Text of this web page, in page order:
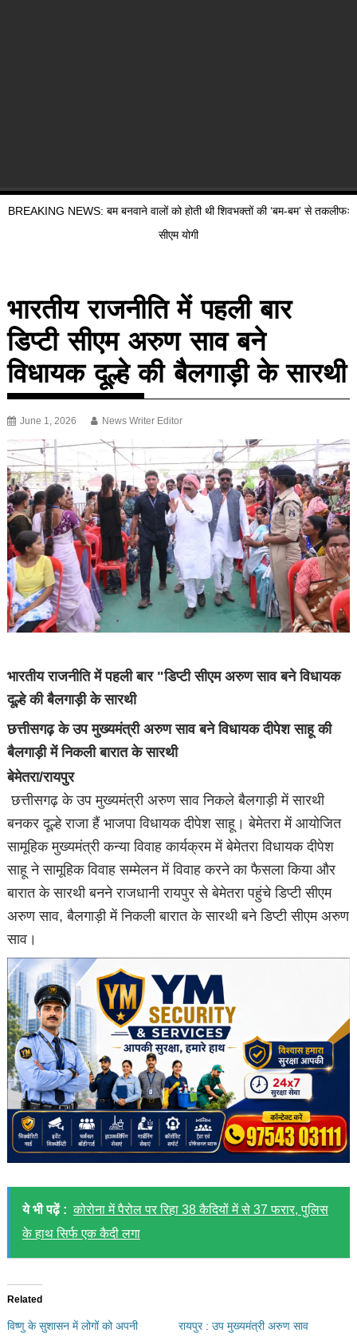
BREAKING NEWS: बम बनवाने वालों को होती थी शिवभक्तों की ‘बम-बम’ से तकलीफः
सीएम योगी
भारतीय राजनीति में पहली बार
डिप्टी सीएम अरुण साव बने
विधायक दूल्हे की बैलगाड़ी के सारथी
June 1, 2026 News Writer Editor
भारतीय राजनीति में पहली बार "डिप्टी सीएम अरुण साव बने विधायक
दूल्हे की बैलगाड़ी के सारथी
छत्तीसगढ़ के उप मुख्यमंत्री अरुण साव बने विधायक दीपेश साहू की
बैलगाड़ी में निकली बारात के सारथी
बेमेतरा/रायपुर
छत्तीसगढ़ के उप मुख्यमंत्री अरुण साव निकले बैलगाड़ी में सारथी
बनकर दूल्हे राजा हैं भाजपा विधायक दीपेश साहू। बेमेतरा में आयोजित
सामूहिक मुख्यमंत्री कन्या विवाह कार्यक्रम में बेमेतरा विधायक दीपेश
साहू ने सामूहिक विवाह सम्मेलन में विवाह करने का फैसला किया और
बारात के सारथी बनने राजधानी रायपुर से बेमेतरा पहुंचे डिप्टी सीएम
अरुण साव, बैलगाड़ी में निकली बारात के सारथी बने डिप्टी सीएम अरुण
साव।
ये भी पढ़ें : कोरोना में पैरोल पर रिहा 38 कैदियों में से 37 फरार, पुलिस
के हाथ सिर्फ एक कैदी लगा
Related
विष्णु के सुशासन में लोगों को अपनी
रायपुर : उप मुख्यमंत्री अरुण साव